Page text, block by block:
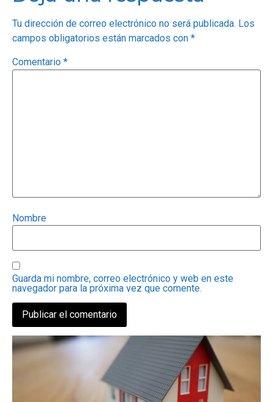
Tu dirección de correo electrónico no será publicada. Los
campos obligatorios están marcados con *
Comentario *
Nombre
Guarda mi nombre, correo electrónico y web en este
navegador para la próxima vez que comente.